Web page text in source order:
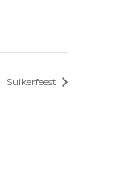
Suikerfeest